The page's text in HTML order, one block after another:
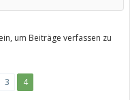
um Beiträge verfassen zu
3 4